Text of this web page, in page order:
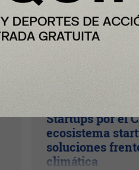
Startups por el
ecosistema
soluciones
climática